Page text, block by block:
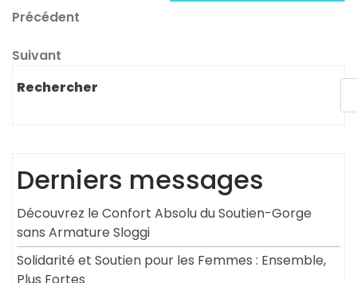
Navigation
de
l’article
Article
Précédent
Article
suivant
Suivant
Rechercher
Derniers messages
Découvrez le Confort Absolu du Soutien-Gorge
sans Armature Sloggi
Solidarité et Soutien pour les Femmes : Ensemble,
Plus Fortes